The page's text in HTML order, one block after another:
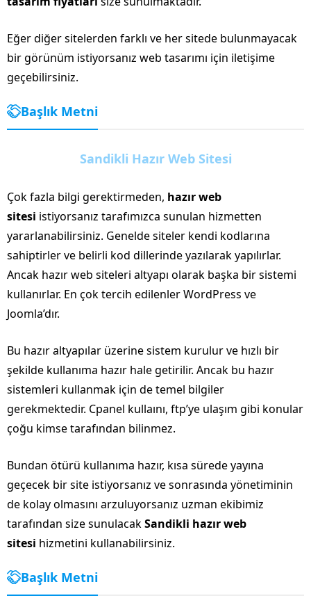
Eğer diğer sitelerden farklı ve her sitede bulunmayacak
bir görünüm istiyorsanız web tasarımı için iletişime
geçebilirsiniz.
Başlık Metni
Sandikli Hazır Web Sitesi
Çok fazla bilgi gerektirmeden, hazır web
sitesi istiyorsanız tarafımızca sunulan hizmetten
yararlanabilirsiniz. Genelde siteler kendi kodlarına
sahiptirler ve belirli kod dillerinde yazılarak yapılırlar.
Ancak hazır web siteleri altyapı olarak başka bir sistemi
kullanırlar. En çok tercih edilenler WordPress ve
Joomla’dır.
Bu hazır altyapılar üzerine sistem kurulur ve hızlı bir
şekilde kullanıma hazır hale getirilir. Ancak bu hazır
sistemleri kullanmak için de temel bilgiler
gerekmektedir. Cpanel kullaını, ftp’ye ulaşım gibi konular
çoğu kimse tarafından bilinmez.
Bundan ötürü kullanıma hazır, kısa sürede yayına
geçecek bir site istiyorsanız ve sonrasında yönetiminin
de kolay olmasını arzuluyorsanız uzman ekibimiz
tarafından size sunulacakSandikli hazır web
sitesi hizmetini kullanabilirsiniz.
Başlık Metni